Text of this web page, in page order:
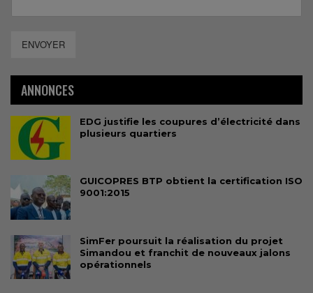
ENVOYER
ANNONCES
EDG justifie les coupures d’électricité dans
plusieurs quartiers
GUICOPRES BTP obtient la certification ISO
9001:2015
SimFer poursuit la réalisation du projet
Simandou et franchit de nouveaux jalons
opérationnels